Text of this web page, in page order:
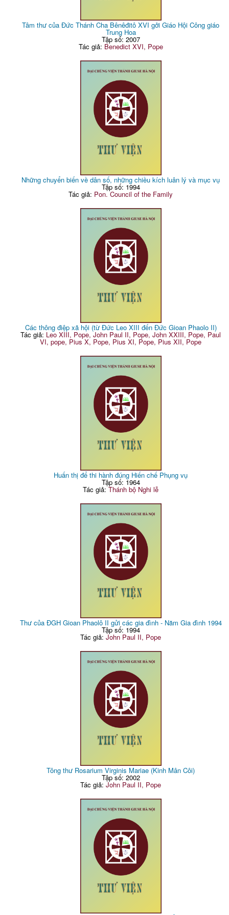
Tâm thư của Đức Thánh Cha Bênêđitô XVI gởi Giáo Hội Công giáo
Trung Hoa
Tập số: 2007
Tác giả: Benedict XVI, Pope
Những chuyển biến về dân số, những chiều kích luân lý và mục vụ
Tập số: 1994
Tác giả: Pon. Council of the Family
Các thông điệp xã hội (từ Đức Leo XIII đến Đức Gioan Phaolo II)
Tác giả: Leo XIII, Pope, John Paul II, Pope, John XXIII, Pope, Paul
VI, pope, Pius X, Pope, Pius XI, Pope, Pius XII, Pope
Huấn thị để thi hành đúng Hiến chế Phụng vụ
Tập số: 1964
Tác giả:Thánh bộ Nghi lễ
Thư của ĐGH Gioan Phaolô II gửi các gia đình - Năm Gia đình 1994
Tập số: 1994
Tác giả:John Paul II, Pope
Tông thư Rosarium Virginis Mariae (Kinh Mân Côi)
Tập số: 2002
Tác giả:John Paul II, Pope